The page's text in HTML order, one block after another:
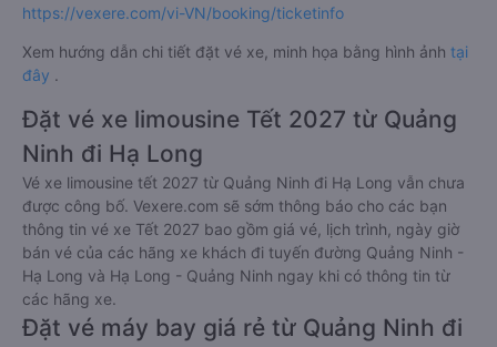
https://vexere.com/vi-VN/booking/ticketinfo
Xem hướng dẫn chi tiết đặt vé xe, minh họa bằng hình ảnh tại
đây .
Đặt vé xe limousine Tết 2027 từ Quảng
Ninh đi Hạ Long
Vé xe limousine tết 2027 từ Quảng Ninh đi Hạ Long vẫn chưa
được công bố. Vexere.com sẽ sớm thông báo cho các bạn
thông tin vé xe Tết 2027 bao gồm giá vé, lịch trình, ngày giờ
bán vé của các hãng xe khách đi tuyến đường Quảng Ninh -
Hạ Long và Hạ Long - Quảng Ninh ngay khi có thông tin từ
các hãng xe.
Đặt vé máy bay giá rẻ từ Quảng Ninh đi